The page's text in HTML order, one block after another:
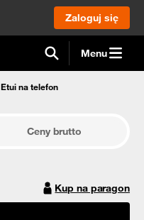
Zaloguj się
Menu
Etui na telefon
Ceny brutto
Kup na paragon